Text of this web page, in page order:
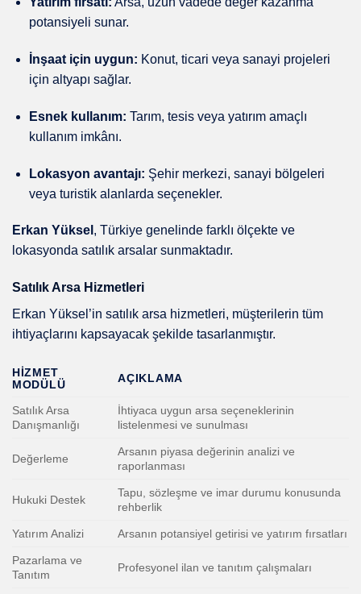
potansiyeli sunar.
İnşaat için uygun: Konut, ticari veya sanayi projeleri
için altyapı sağlar.
Esnek kullanım: Tarım, tesis veya yatırım amaçlı
kullanım imkânı.
Lokasyon avantajı: Şehir merkezi, sanayi bölgeleri
veya turistik alanlarda seçenekler.
Erkan Yüksel , Türkiye genelinde farklı ölçekte ve
lokasyonda satılık arsalar sunmaktadır.
Satılık Arsa Hizmetleri
Erkan Yüksel’in satılık arsa hizmetleri, müşterilerin tüm
ihtiyaçlarını kapsayacak şekilde tasarlanmıştır.
HIZMET
MODÜLÜ
AÇIKLAMA
Satılık Arsa
Danışmanlığı
İhtiyaca uygun arsa seçeneklerinin
listelenmesi ve sunulması
Değerleme
Arsanın piyasa değerinin analizi ve
raporlanması
Hukuki Destek
Tapu, sözleşme ve imar durumu konusunda
rehberlik
Yatırım Analizi Arsanın potansiyel getirisi ve yatırım fırsatları
Pazarlama ve
Tanıtım
Profesyonel ilan ve tanıtım çalışmaları